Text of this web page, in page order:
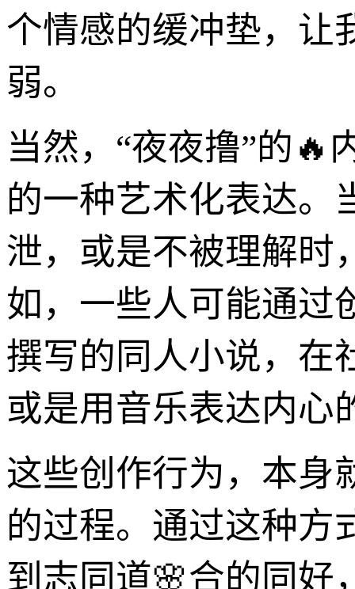
个情感的缓冲垫，让
弱。
当然，“夜夜撸”的🔥
的一种艺术化表达。
泄，或是不被理解时
如，一些人可能通过
撰写的同人小说，在
或是用音乐表达内心
这些创作行为，本身
的过程。通过这种方
到志同道🌸合的同好